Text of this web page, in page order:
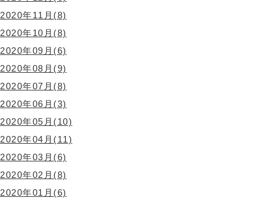
2020年11月(8)
2020年10月(8)
2020年09月(6)
2020年08月(9)
2020年07月(8)
2020年06月(3)
2020年05月(10)
2020年04月(11)
2020年03月(6)
2020年02月(8)
2020年01月(6)